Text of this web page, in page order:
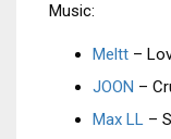
Music:
Meltt –
JOON –
Max LL –